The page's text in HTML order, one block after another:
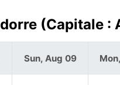
(Capitale
Sun, Aug 09